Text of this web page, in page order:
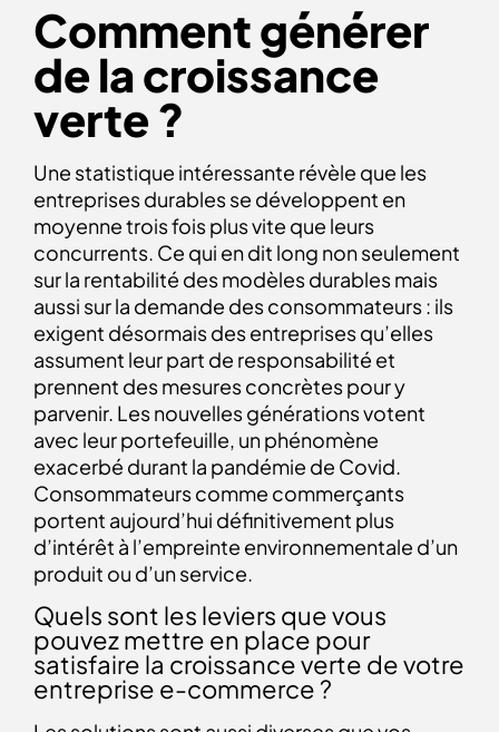
Comment générer
de la croissance
verte ?
Une statistique intéressante révèle que les
entreprises durables se développent en
moyenne trois fois plus vite que leurs
concurrents. Ce qui en dit long non seulement
sur la rentabilité des modèles durables mais
aussi sur la demande des consommateurs : ils
exigent désormais des entreprises qu’elles
assument leur part de responsabilité et
prennent des mesures concrètes pour y
parvenir. Les nouvelles générations votent
avec leur portefeuille, un phénomène
exacerbé durant la pandémie de Covid.
Consommateurs comme commerçants
portent aujourd’hui définitivement plus
d’intérêt à l’empreinte environnementale d’un
produit ou d’un service.
Quels sont les leviers que vous
pouvez mettre en place pour
satisfaire la croissance verte de votre
entreprise e-commerce ?